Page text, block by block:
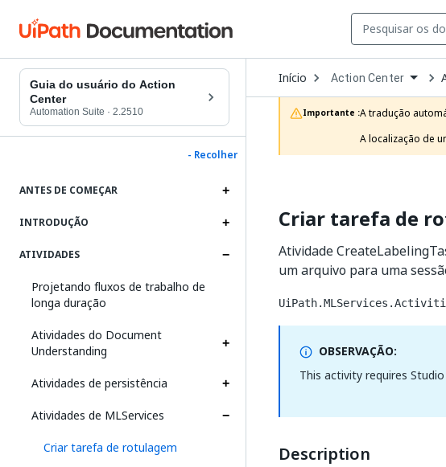
Guia do usuário do Action
Center
Automation Suite · 2.2510
- Recolher
ANTES DE COMEÇAR
INTRODUÇÃO
ATIVIDADES
Projetando fluxos de trabalho de
longa duração
Atividades do Document
Understanding
Atividades de persistência
Atividades de MLServices
Criar tarefa de rotulagem
Início Open
Dropdown
to
choose
product
Action Center
Importante :A tradução
A localização de
Criar tarefa de
Atividade
um arquivo para uma
OBSERVAÇÃO:
This activity requires
Description